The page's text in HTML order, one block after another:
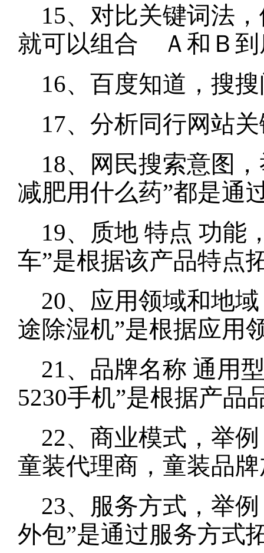
15、对比关键词法
就可以组合 Ａ和Ｂ到
16、百度知道，搜
17、分析同行网站
18、网民搜索意图
减肥用什么药”都是通
19、质地 特点 功能
车”是根据该产品特点
20、应用领域和地
途除湿机”是根据应用
21、品牌名称 通用
5230手机”是根据产品
22、商业模式，举
童装代理商，童装品
23、服务方式，举例
外包”是通过服务方式